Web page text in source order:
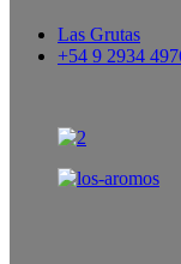
Las Grutas
+54 9 2934